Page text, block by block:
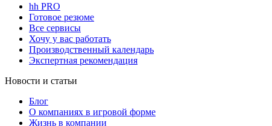
hh PRO
Готовое резюме
Все сервисы
Хочу у вас работать
Производственный календарь
Экспертная рекомендация
Новости и статьи
Блог
О компаниях в игровой форме
Жизнь в компании